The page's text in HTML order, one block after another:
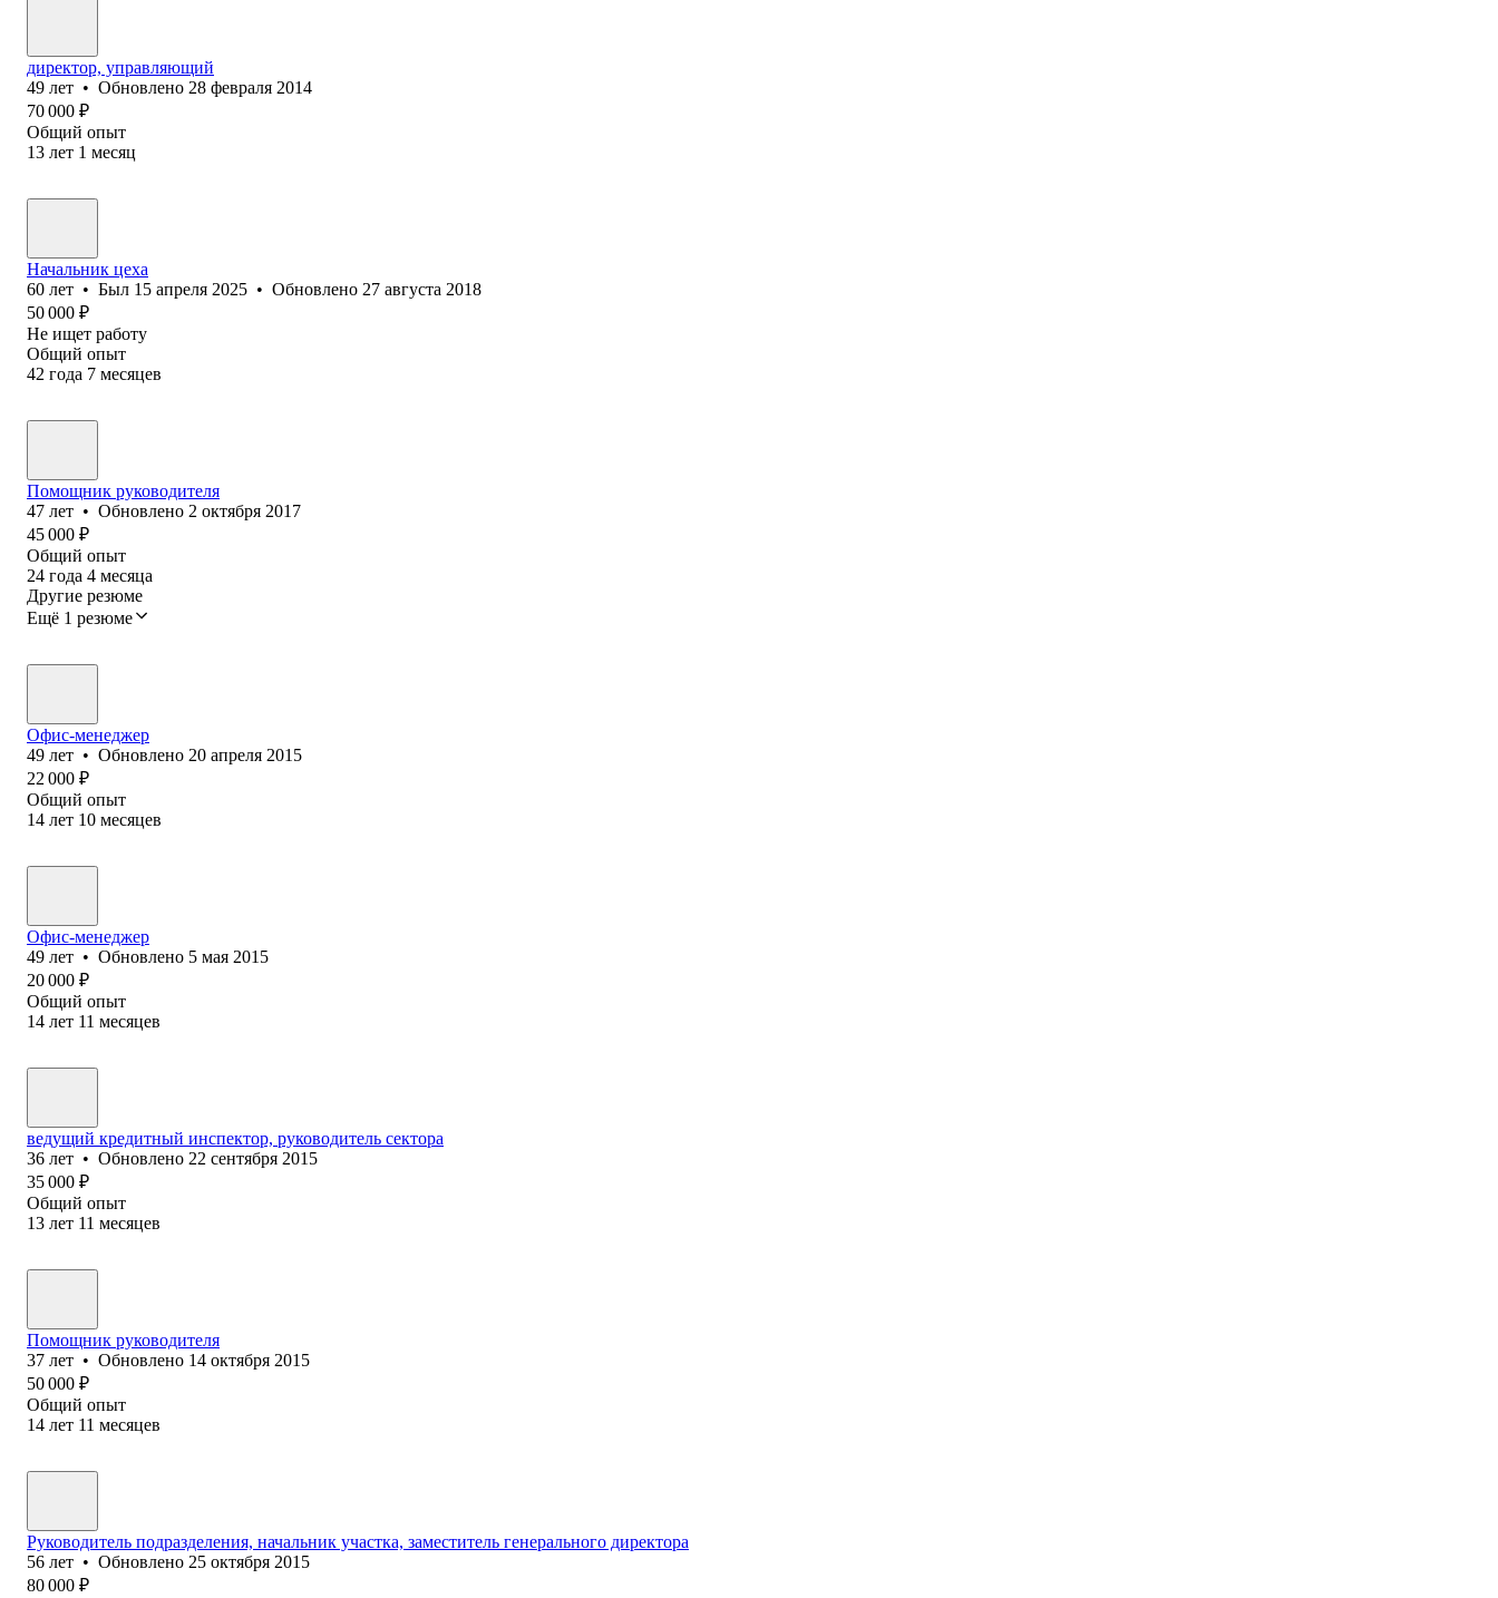
директор, управляющий
49 лет • Обновлено 28 февраля 2014
70 000 ₽
Общий опыт
13 лет 1 месяц
Начальник цеха
60 лет • Был 15 апреля 2025 • Обновлено 27 августа 2018
50 000 ₽
Не ищет работу
Общий опыт
42 года 7 месяцев
Помощник руководителя
47 лет • Обновлено 2 октября 2017
45 000 ₽
Общий опыт
24 года 4 месяца
Другие резюме
Ещё 1 резюме
Офис-менеджер
49 лет • Обновлено 20 апреля 2015
22 000 ₽
Общий опыт
14 лет 10 месяцев
Офис-менеджер
49 лет • Обновлено 5 мая 2015
20 000 ₽
Общий опыт
14 лет 11 месяцев
ведущий кредитный инспектор, руководитель сектора
36 лет • Обновлено 22 сентября 2015
35 000 ₽
Общий опыт
13 лет 11 месяцев
Помощник руководителя
37 лет • Обновлено 14 октября 2015
50 000 ₽
Общий опыт
14 лет 11 месяцев
Руководитель подразделения, начальник участка, заместитель генерального директора
56 лет • Обновлено 25 октября 2015
80 000 ₽